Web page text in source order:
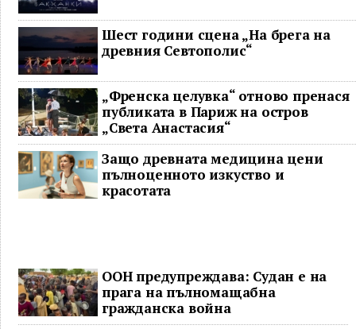
Шест години сцена „На брега на
древния Севтополис“
„Френска целувка“ отново пренася
публиката в Париж на остров
„Света Анастасия“
Защо древната медицина цени
пълноценното изкуство и
красотата
ООН предупреждава: Судан е на
прага на пълномащабна
гражданска война